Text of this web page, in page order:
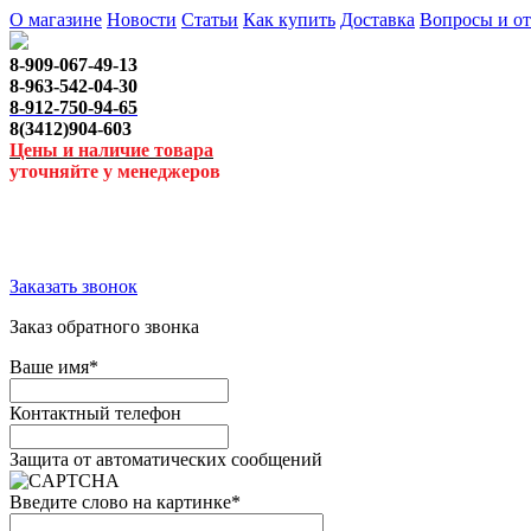
О магазине Новости Статьи Как купить Доставка Вопросы и
8-909-067-49-13
8-963-542-04-30
8-912-750-94-65
8(3412)904-603
Цены и наличие товара
уточняйте у менеджеров
Заказать звонок
Заказ обратного звонка
Ваше имя*
Контактный телефон
Защита от автоматических сообщений
Введите слово на картинке*